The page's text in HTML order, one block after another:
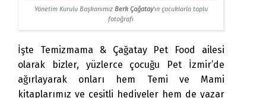
Yönetim Kurulu Başkanımız Berk Çağatay'ın çocuklarla toplu
fotoğrafı
İşte Temizmama & Çağatay Pet Food ailesi
olarak bizler, yüzlerce çocuğu Pet İzmir’de
ağırlayarak onları hem Temi ve Mami
kitaplarımız ve çeşitli hediyeler hem de yazar